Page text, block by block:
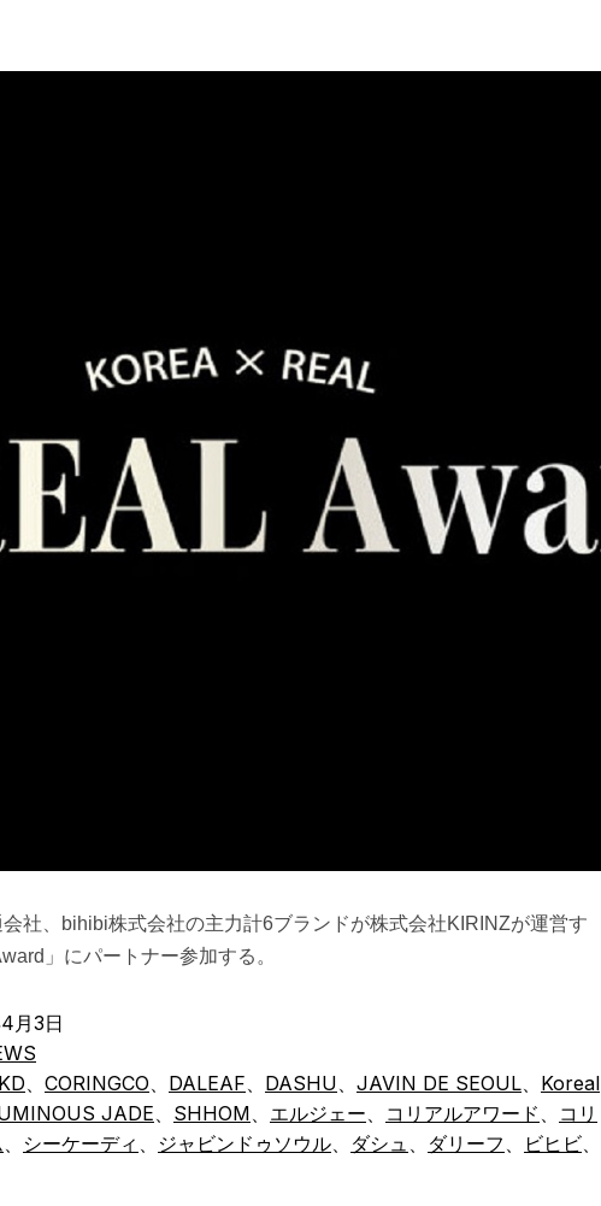
社、bihibi株式会社の主力計6ブランドが株式会社KIRINZが運営す
」にパートナー参加する。
月3日
CORINGCO DALEAF DASHU JAVIN DE SEOUL
Koreal
JADE SHHOM エルジェー コリアルアワード
コリ
シーケーディ ジャビンドゥソウル ダシュ ダリーフ ビヒビ